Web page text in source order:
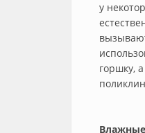
у
горшку,